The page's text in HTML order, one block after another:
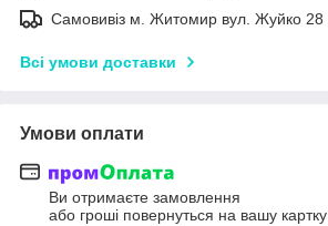
Самовивіз м. Житомир вул. Жуйко 28
Всі умови доставки
Умови оплати
Ви отримаєте замовлення
або гроші повернуться на вашу картку